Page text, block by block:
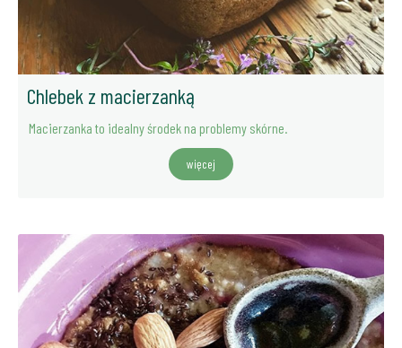
Chlebek z macierzanką
Macierzanka to idealny środek na problemy skórne.
więcej